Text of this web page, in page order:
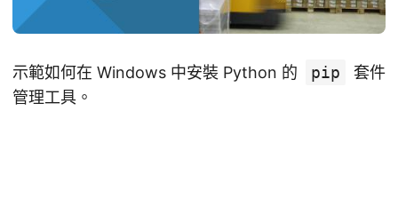
示範如何在 Windows 中安裝 Python 的 pip
套件
管理工具。